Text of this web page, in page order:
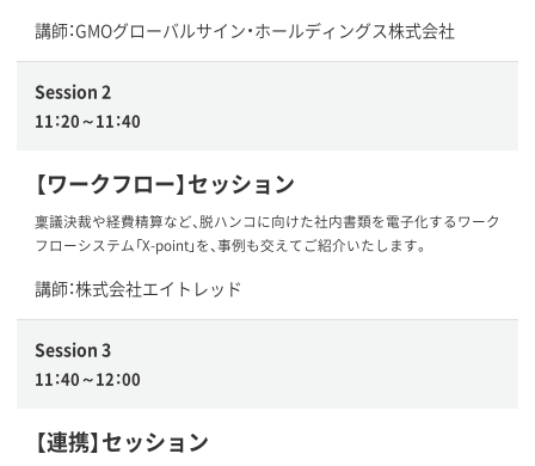
講師：GMOグローバルサイン・ホールディングス株式会社
Session 2
11：20～11：40
【ワークフロー】セッション
稟議決裁や経費精算など、脱ハンコに向けた社内書類を電子化するワーク
フローシステム「X-point」を、事例も交えてご紹介いたします。
講師：株式会社エイトレッド
Session 3
11：40～12：00
【連携】セッション